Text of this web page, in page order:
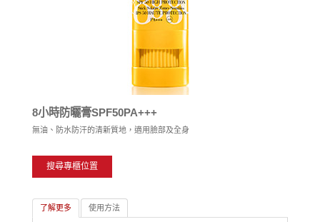
8小時防曬膏SPF50PA+++
無油、防水防汗的清新質地，適用臉部及全身
搜尋專櫃位置
了解更多 使用方法